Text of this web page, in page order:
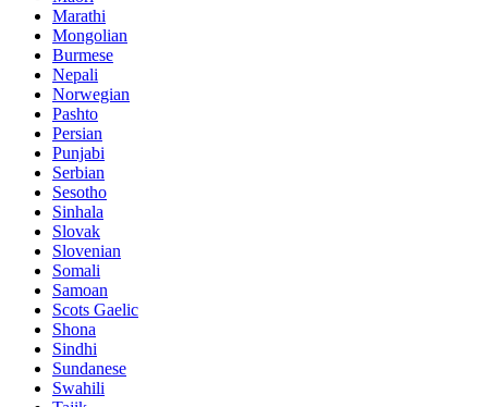
Marathi
Mongolian
Burmese
Nepali
Norwegian
Pashto
Persian
Punjabi
Serbian
Sesotho
Sinhala
Slovak
Slovenian
Somali
Samoan
Scots Gaelic
Shona
Sindhi
Sundanese
Swahili